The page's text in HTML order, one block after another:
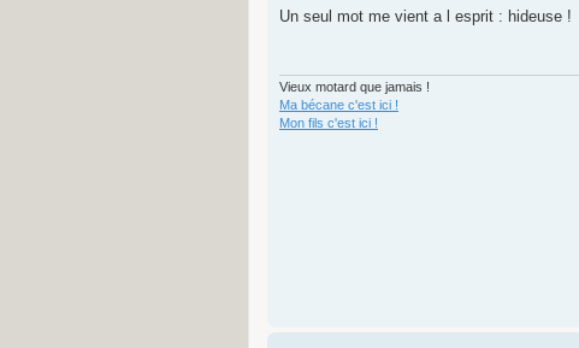
s
Un seul mot me vient a l esprit : hideuse !
Vieux motard que jamais !
Ma bécane c'est ici !
Mon fils c'est ici !